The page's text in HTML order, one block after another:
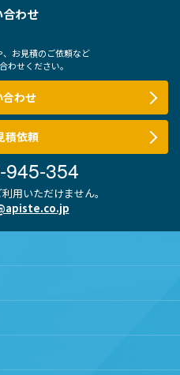
合わせ
お見積のご依頼など
わせください。
合わせ
積依頼
945-354
用いただけません。